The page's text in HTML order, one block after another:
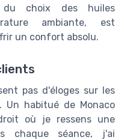
du choix des huiles
ambiante, est
un confort absolu.
pas d'éloges sur les
habitué de Monaco
où je ressens une
chaque séance, j'ai